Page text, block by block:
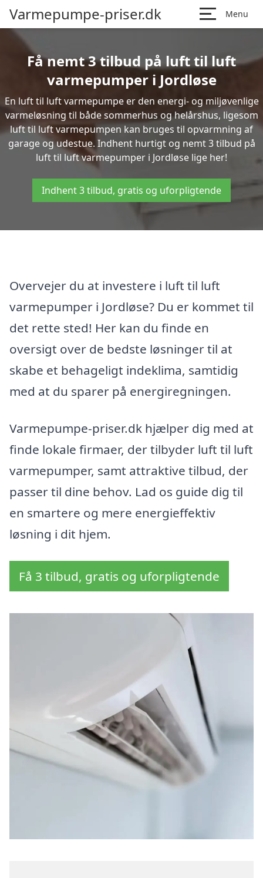
Varmepumpe-priser.dk Menu
Få nemt 3 tilbud på luft til luft
varmepumper i Jordløse
En luft til luft varmepumpe er den energi- og miljøvenlige
varmeløsning til både sommerhus og helårshus, ligesom
luft til luft varmepumpen kan bruges til opvarmning af
garage og udestue. Indhent hurtigt og nemt 3 tilbud på
luft til luft varmepumper i Jordløse lige her!
Indhent 3 tilbud, gratis og uforpligtende
Overvejer du at investere i luft til luft
varmepumper i Jordløse? Du er kommet til
det rette sted! Her kan du finde en
oversigt over de bedste løsninger til at
skabe et behageligt indeklima, samtidig
med at du sparer på energiregningen.
Varmepumpe-priser.dk hjælper dig med at
finde lokale firmaer, der tilbyder luft til luft
varmepumper, samt attraktive tilbud, der
passer til dine behov. Lad os guide dig til
en smartere og mere energieffektiv
løsning i dit hjem.
Få 3 tilbud, gratis og uforpligtende